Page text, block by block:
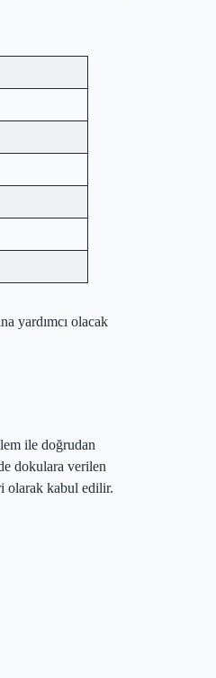
yardımcı olacak
ile doğrudan
dokulara verilen
olarak kabul edilir.